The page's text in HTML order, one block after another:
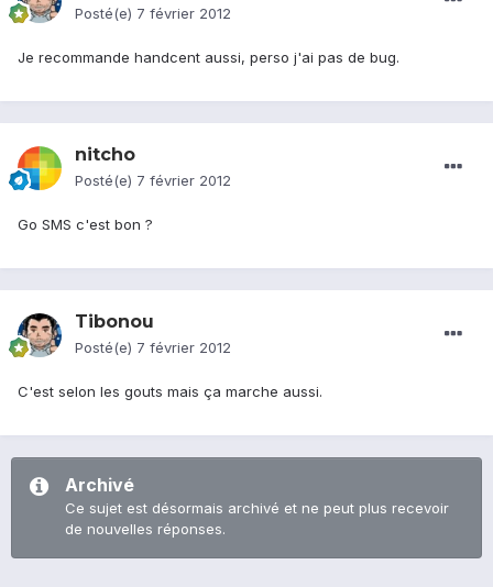
Posté(e) 7 février 2012
Je recommande handcent aussi, perso j'ai pas de bug.
nitcho
Posté(e) 7 février 2012
Go SMS c'est bon ?
Tibonou
Posté(e) 7 février 2012
C'est selon les gouts mais ça marche aussi.
Archivé
Ce sujet est désormais archivé et ne peut plus recevoir
de nouvelles réponses.